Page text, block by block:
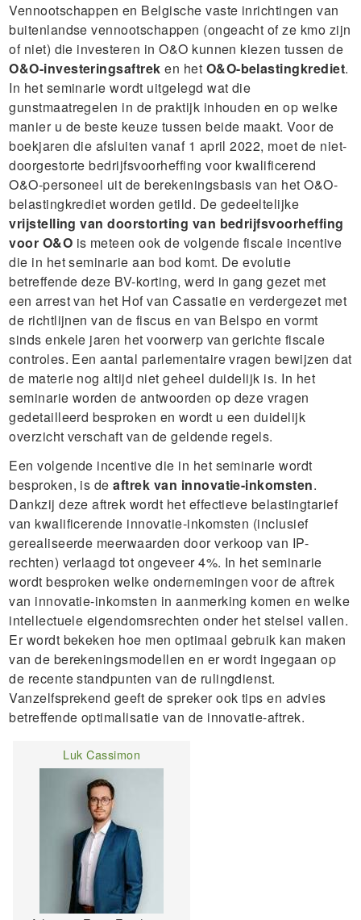
Vennootschappen en Belgische vaste inrichtingen van
buitenlandse vennootschappen (ongeacht of ze kmo zijn
of niet) die investeren in O&O kunnen kiezen tussen de
O&O-investeringsaftrek en het O&O-belastingkrediet.
In het seminarie wordt uitgelegd wat die
gunstmaatregelen in de praktijk inhouden en op welke
manier u de beste keuze tussen beide maakt. Voor de
boekjaren die afsluiten vanaf 1 april 2022, moet de niet-
doorgestorte bedrijfsvoorheffing voor kwalificerend
O&O-personeel uit de berekeningsbasis van het O&O-
belastingkrediet worden getild. De gedeeltelijke
vrijstelling van doorstorting van bedrijfsvoorheffing
voor O&O is meteen ook de volgende fiscale incentive
die in het seminarie aan bod komt. De evolutie
betreffende deze BV-korting, werd in gang gezet met
een arrest van het Hof van Cassatie en verdergezet met
de richtlijnen van de fiscus en van Belspo en vormt
sinds enkele jaren het voorwerp van gerichte fiscale
controles. Een aantal parlementaire vragen bewijzen dat
de materie nog altijd niet geheel duidelijk is. In het
seminarie worden de antwoorden op deze vragen
gedetailleerd besproken en wordt u een duidelijk
overzicht verschaft van de geldende regels.
Een volgende incentive die in het seminarie wordt
besproken, is deaftrek van innovatie-inkomsten.
Dankzij deze aftrek wordt het effectieve belastingtarief
van kwalificerende innovatie-inkomsten (inclusief
gerealiseerde meerwaarden door verkoop van IP-
rechten) verlaagd tot ongeveer 4%. In het seminarie
wordt besproken welke ondernemingen voor de aftrek
van innovatie-inkomsten in aanmerking komen en welke
intellectuele eigendomsrechten onder het stelsel vallen.
Er wordt bekeken hoe men optimaal gebruik kan maken
van de berekeningsmodellen en er wordt ingegaan op
de recente standpunten van de rulingdienst.
Vanzelfsprekend geeft de spreker ook tips en advies
betreffende optimalisatie van de innovatie-aftrek.
Luk Cassimon